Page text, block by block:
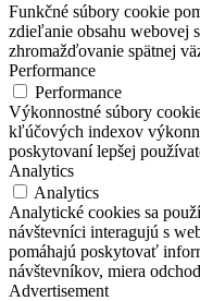
Funkčné súbory cookie
zdieľanie obsahu webovej
zhromažďovanie spätnej
Performance
Performance
Výkonnostné súbory
kľúčových indexov
poskytovaní lepšej
Analytics
Analytics
Analytické cookies sa
návštevníci interagujú s
pomáhajú poskytovať
návštevníkov, miera
Advertisement